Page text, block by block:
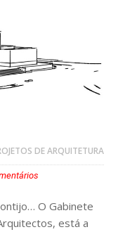
DE ARQUITETURA
O Gabinete
está a